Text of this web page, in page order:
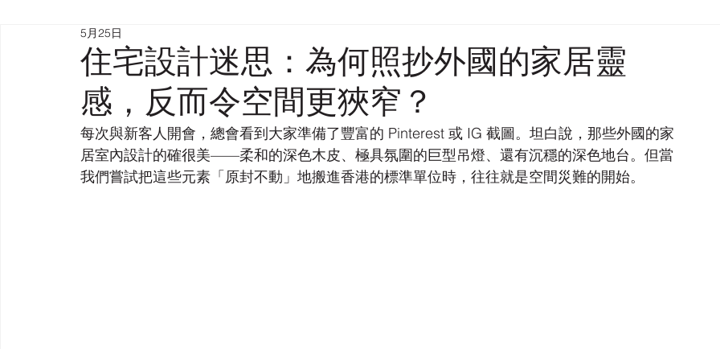
住宅設計迷思：為何照抄外國的家居靈
感，反而令空間更狹窄？
5月25日
每次與新客人開會，總會看到大家準備了豐富的 Pinterest 或 IG 截圖。坦白說，那些外國的家
居室內設計的確很美——柔和的深色木皮、極具氛圍的巨型吊燈、還有沉穩的深色地台。但當
我們嘗試把這些元素「原封不動」地搬進香港的標準單位時，往往就是空間災難的開始。